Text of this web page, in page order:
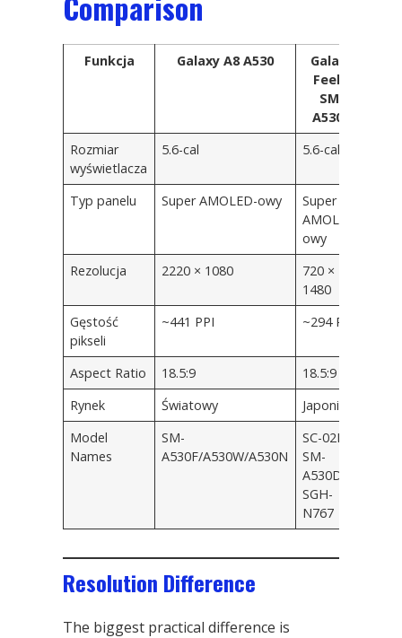
Funkcja Galaxy A8 A530
Galaxy
Feel
SM-
A530D
Rozmiar
wyświetlacza
5.6-cal 5.6-cal
Typ panelu Super AMOLED-owy
Super
AMOLED-
owy
Rezolucja
2220 × 1080
720 ×
1480
Gęstość
pikseli
~441 PPI ~294 PPI
Aspect Ratio 18.5:9
18.5:9
Rynek
Światowy
Japonia
Model
Names
SM-
A530F/A530W/A530N
SC-02L /
SM-
A530D /
SGH-
N767
Resolution Difference
The biggest practical difference is